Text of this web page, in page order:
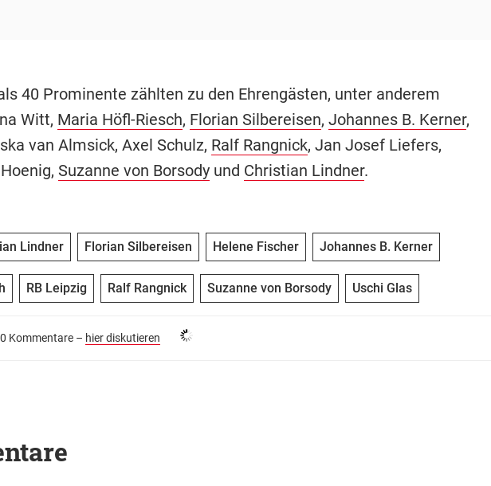
40 Prominente zählten zu den Ehrengästen, unter anderem
Witt, Maria Höfl-Riesch, Florian Silbereisen, Johannes B. Kerner,
van Almsick, Axel Schulz, Ralf Rangnick, Jan Josef Liefers,
Suzanne von Borsodyund Christian Lindner.
Lindner Florian Silbereisen Helene Fischer Johannes B. Kerner
RB Leipzig Ralf Rangnick Suzanne von Borsody Uschi Glas
0 Kommentare – hier diskutieren